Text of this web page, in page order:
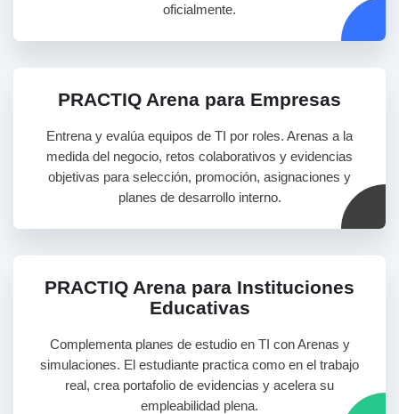
oficialmente.
PRACTIQ Arena para Empresas
Entrena y evalúa equipos de TI por roles. Arenas a la
medida del negocio, retos colaborativos y evidencias
objetivas para selección, promoción, asignaciones y
planes de desarrollo interno.
PRACTIQ Arena para Instituciones
Educativas
Complementa planes de estudio en TI con Arenas y
simulaciones. El estudiante practica como en el trabajo
real, crea portafolio de evidencias y acelera su
empleabilidad plena.